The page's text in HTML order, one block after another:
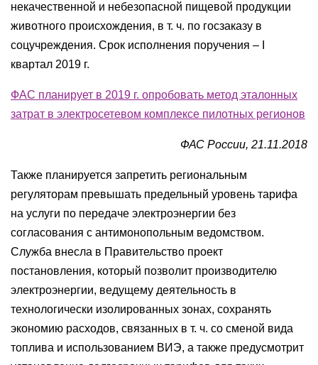
некачественной и небезопасной пищевой продукции
животного происхождения, в т. ч. по госзаказу в
соцучреждения. Срок исполнения поручения – I
квартал 2019 г.
ФАС планирует в 2019 г. опробовать метод эталонных
затрат в электросетевом комплексе пилотных регионов
ФАС России, 21.11.2018
Также планируется запретить региональным
регуляторам превышать предельный уровень тарифа
на услуги по передаче электроэнергии без
согласования с антимонопольным ведомством.
Служба внесла в Правительство проект
постановления, который позволит производителю
электроэнергии, ведущему деятельность в
технологически изолированных зонах, сохранять
экономию расходов, связанных в т. ч. со сменой вида
топлива и использованием ВИЭ, а также предусмотрит